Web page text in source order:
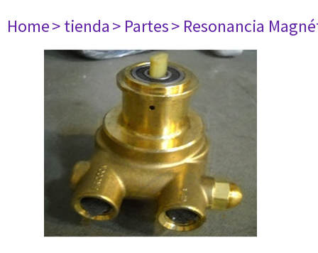
Home> tienda> Partes> Resonancia